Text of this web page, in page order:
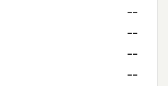
--
--
--
--